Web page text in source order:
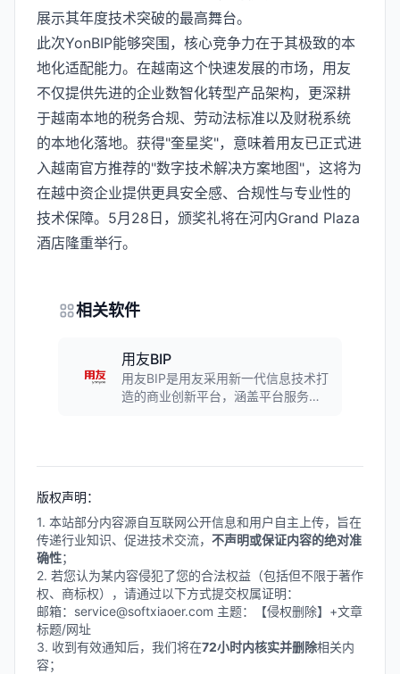
展示其年度技术突破的最高舞台。
此次YonBIP能够突围，核心竞争力在于其极致的本
地化适配能力。在越南这个快速发展的市场，用友
不仅提供先进的企业数智化转型产品架构，更深耕
于越南本地的税务合规、劳动法标准以及财税系统
的本地化落地。获得"奎星奖"，意味着用友已正式进
入越南官方推荐的"数字技术解决方案地图"，这将为
在越中资企业提供更具安全感、合规性与专业性的
技术保障。5月28日，颁奖礼将在河内Grand Plaza
酒店隆重举行。
相关软件
用友BIP
用友BIP是用友采用新一代信息技术打
造的商业创新平台，涵盖平台服务、
体化数智化解决方案。
版权声明：
1. 本站部分内容源自互联网公开信息和用户自主上传，旨在
传递行业知识、促进技术交流， 不声明或保证内容的绝对准
确性；
2. 若您认为某内容侵犯了您的合法权益（包括但不限于著作
权、商标权），请通过以下方式提交权属证明：
邮箱：service@softxiaoer.com 主题：【侵权删除】+文章
标题/网址
3. 收到有效通知后，我们将在72小时内核实并删除相关内
容；